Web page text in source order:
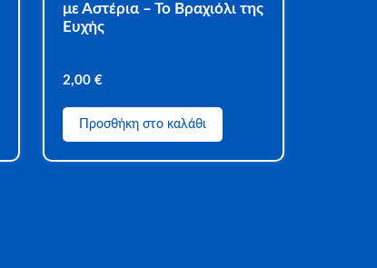
με Αστέρια – Το Βραχιόλι της
Ευχής
2,00 €
Προσθήκη στο καλάθι